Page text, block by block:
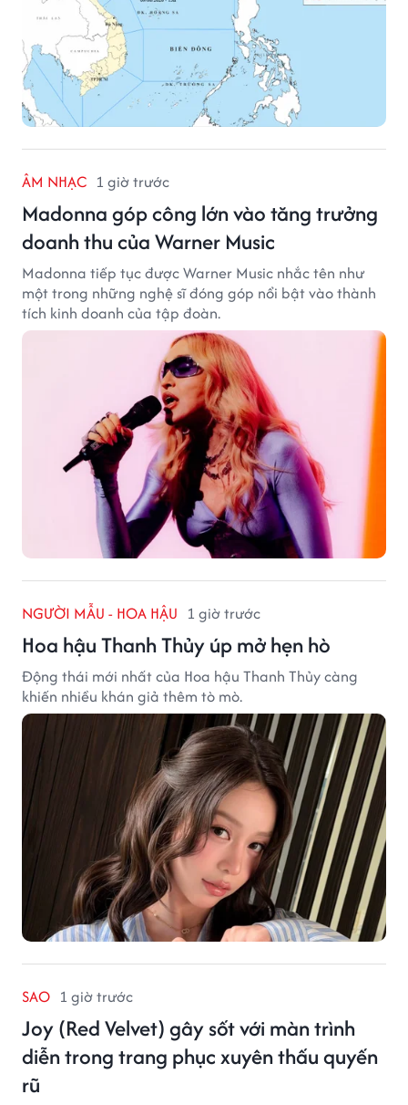
ÂM NHẠC 1 giờ trước
Madonna góp công lớn vào tăng trưởng
doanh thu của Warner Music
Madonna tiếp tục được Warner Music nhắc tên như
một trong những nghệ sĩ đóng góp nổi bật vào thành
tích kinh doanh của tập đoàn.
NGƯỜI MẪU - HOA HẬU 1 giờ trước
Hoa hậu Thanh Thủy úp mở hẹn hò
Động thái mới nhất của Hoa hậu Thanh Thủy càng
khiến nhiều khán giả thêm tò mò.
SAO 1 giờ trước
Joy (Red Velvet) gây sốt với màn trình
diễn trong trang phục xuyên thấu quyến
rũ